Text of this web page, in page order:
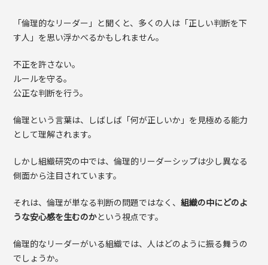
「倫理的なリーダー」と聞くと、多くの人は「正しい判断を下
す人」を思い浮かべるかもしれません。
不正を許さない。
ルールを守る。
公正な判断を行う。
倫理という言葉は、しばしば「何が正しいか」を見極める能力
として理解されます。
しかし組織研究の中では、倫理的リーダーシップは少し異なる
側面から注目されています。
それは、倫理が単なる判断の問題ではなく、組織の中にどのよ
うな安心感を生むのかという視点です。
倫理的なリーダーがいる組織では、人はどのように振る舞うの
でしょうか。